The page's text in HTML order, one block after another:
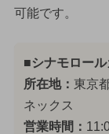
可能です。
■シナモロール
所在地： 東京
ネックス
営業時間：